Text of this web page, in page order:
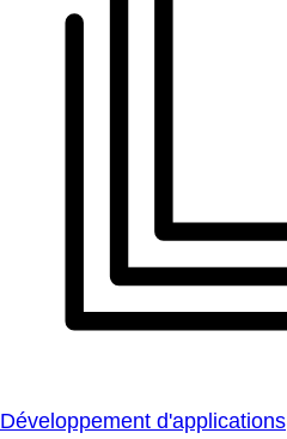
Développement d'applications